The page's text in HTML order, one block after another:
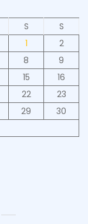
S
S
1
2
8
9
15
16
22
23
29
30